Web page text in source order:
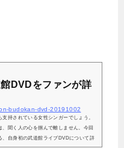
DVDをファンが詳
budokan-dvd-20191002
持されている女性シンガーでしょう。
聞く人の心を掴んで離しません。今回
、自身初の武道館ライブDVDについて詳